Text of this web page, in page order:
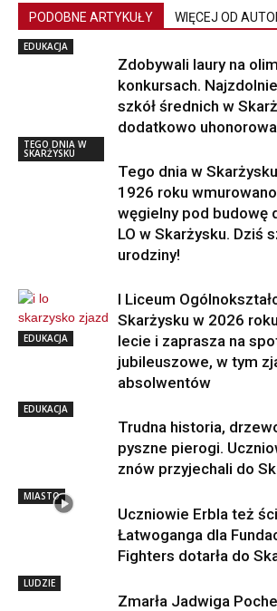
PODOBNE ARTYKUŁY WIĘCEJ OD
EDUKACJA
Zdobywali laury na
konkursach.
szkół średnich w
dodatkowo
TEGO DNIA W
SKARŻYSKU
Tego dnia w
1926 roku
węgielny pod budowę
LO w Skarżysku. Dziś
urodziny!
EDUKACJA
I Liceum
Skarżysku w 2026
lecie i zaprasza na
jubileuszowe, w tym
absolwentów
EDUKACJA
Trudna historia,
pyszne pierogi.
znów przyjechali do
MIASTO
Uczniowie Erbla też
Łatwoganga dla
Fighters dotarła do
LUDZIE
Zmarła Jadwiga